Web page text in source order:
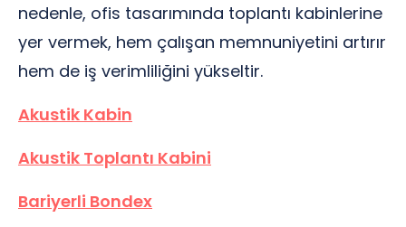
nedenle, ofis tasarımında toplantı kabinlerine
yer vermek, hem çalışan memnuniyetini artırır
hem de iş verimliliğini yükseltir.
Akustik Kabin
Akustik Toplantı Kabini
Bariyerli Bondex